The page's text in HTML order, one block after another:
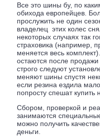
Все это шины бу, по
обихода европейцев.
прослужить не один
владелец этих колес
некоторых случаях так
страховика (например,
меняется весь
остаются после
строго следуют
меняют шины спустя
если резина ездила
попросту спешат
Сбором, проверкой и
занимаются
можно получить
деньги.